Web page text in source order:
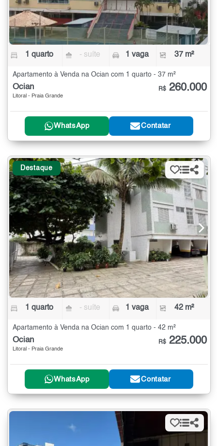
1 quarto - suíte 1 vaga 37 m²
Apartamento à Venda na Ocian com 1 quarto - 37 m²
Ocian
Litoral - Praia Grande
R$ 260.000
WhatsApp Contatar
Destaque
1 quarto - suíte 1 vaga 42 m²
Apartamento à Venda na Ocian com 1 quarto - 42 m²
Ocian
Litoral - Praia Grande
R$ 225.000
WhatsApp Contatar